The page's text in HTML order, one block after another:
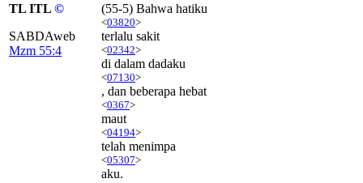
TL ITL ©
SABDAweb
Mzm 55:4
(55-5) Bahwa hatiku
<03820>
terlalu sakit
<02342>
di dalam dadaku
<07130>
, dan beberapa hebat
<0367>
maut
<04194>
telah menimpa
<05307>
aku.